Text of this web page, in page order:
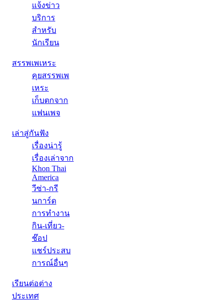
แจ้งข่าว
บริการ
สำหรับ
นักเรียน
สรรพเพเหระ
คุยสรรพเพ
เหระ
เก็บตกจาก
แฟนเพจ
เล่าสู่กันฟัง
เรื่องน่ารู้
เรื่องเล่าจาก
Khon Thai
America
วีซ่า-กรี
นการ์ด
การทำงาน
กิน-เที่ยว-
ช๊อป
แชร์ประสบ
การณ์อื่นๆ
เรียนต่อต่าง
ประเทศ